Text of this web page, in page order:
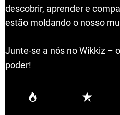
descobrir, aprender e
estão moldando o nosso
Junte-se a nós no Wikkiz –
poder!
P
R